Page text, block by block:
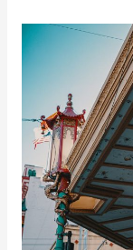
Cari syarikat